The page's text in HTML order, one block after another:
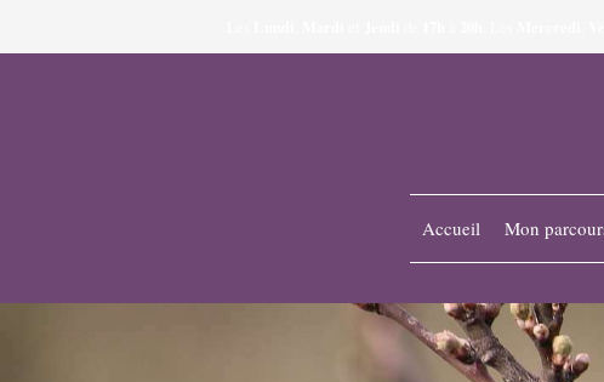
Accueil Mon